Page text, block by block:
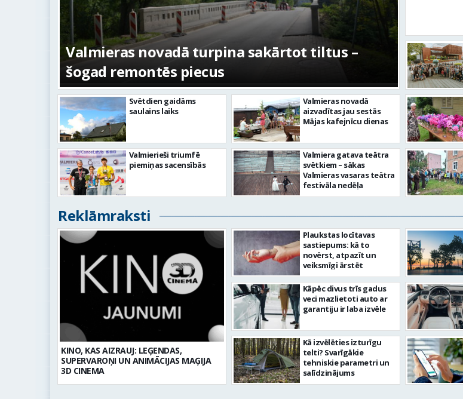
Valmieras novadā turpina sakārtot tiltus –
šogad remontēs piecus
No
Svētdien gaidāms
saulains laiks
Valmierieši triumfē
piemiņas sacensībās
Valmieras novadā
aizvadītas jau sestās
Mājas kafejnīcu dienas
Valmiera gatava teātra
svētkiem – sākas
Valmieras vasaras teātra
festivāla nedēļa
Reklāmraksti
KINO, KAS AIZRAUJ: LEĢENDAS,
SUPERVAROŅI UN ANIMĀCIJAS MAĢIJA
3D CINEMA
Plaukstas locītavas
sastiepums: kā to
novērst, atpazīt un
veiksmīgi ārstēt
Kāpēc divus trīs gadus
veci mazlietoti auto ar
garantiju ir laba izvēle
Kā izvēlēties izturīgu
telti? Svarīgākie
tehniskie parametri un
salīdzinājums